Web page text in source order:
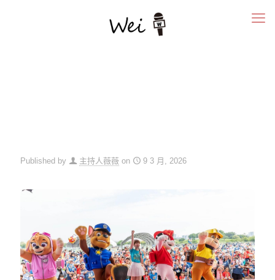
Published by 主持人薇薇 on 9 3 月, 2026